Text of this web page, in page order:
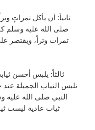
صلى الله عليه وسلم
تمرات وتراً، ويقتصر
تلبس الثياب الجميلة
النبي صلى الله
ثياب عادية ليست